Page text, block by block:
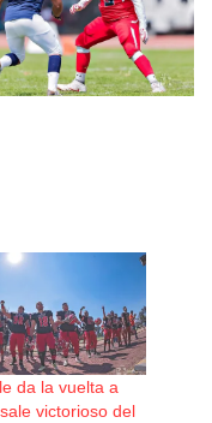
da la vuelta a
victorioso del